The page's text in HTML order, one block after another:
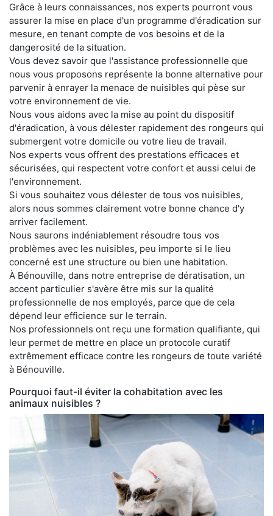
Grâce à leurs connaissances, nos experts pourront vous
assurer la mise en place d'un programme d'éradication sur
mesure, en tenant compte de vos besoins et de la
dangerosité de la situation.
Vous devez savoir que l'assistance professionnelle que
nous vous proposons représente la bonne alternative pour
parvenir à enrayer la menace de nuisibles qui pèse sur
votre environnement de vie.
Nous vous aidons avec la mise au point du dispositif
d'éradication, à vous délester rapidement des rongeurs qui
submergent votre domicile ou votre lieu de travail.
Nos experts vous offrent des prestations efficaces et
sécurisées, qui respectent votre confort et aussi celui de
l'environnement.
Si vous souhaitez vous délester de tous vos nuisibles,
alors nous sommes clairement votre bonne chance d'y
arriver facilement.
Nous saurons indéniablement résoudre tous vos
problèmes avec les nuisibles, peu importe si le lieu
concerné est une structure ou bien une habitation.
À Bénouville, dans notre entreprise de dératisation, un
accent particulier s'avère être mis sur la qualité
professionnelle de nos employés, parce que de cela
dépend leur efficience sur le terrain.
Nos professionnels ont reçu une formation qualifiante, qui
leur permet de mettre en place un protocole curatif
extrêmement efficace contre les rongeurs de toute variété
à Bénouville.
Pourquoi faut-il éviter la cohabitation avec les
animaux nuisibles ?